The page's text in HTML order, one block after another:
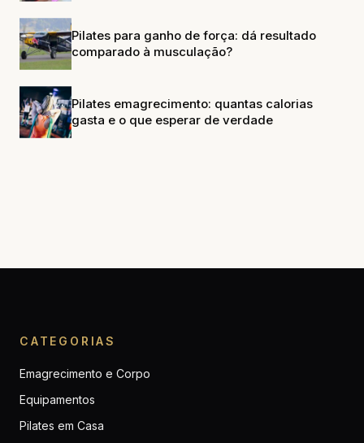
Pilates para ganho de força: dá resultado
comparado à musculação?
Pilates emagrecimento: quantas calorias
gasta e o que esperar de verdade
CATEGORIAS
Emagrecimento e Corpo
Equipamentos
Pilates em Casa